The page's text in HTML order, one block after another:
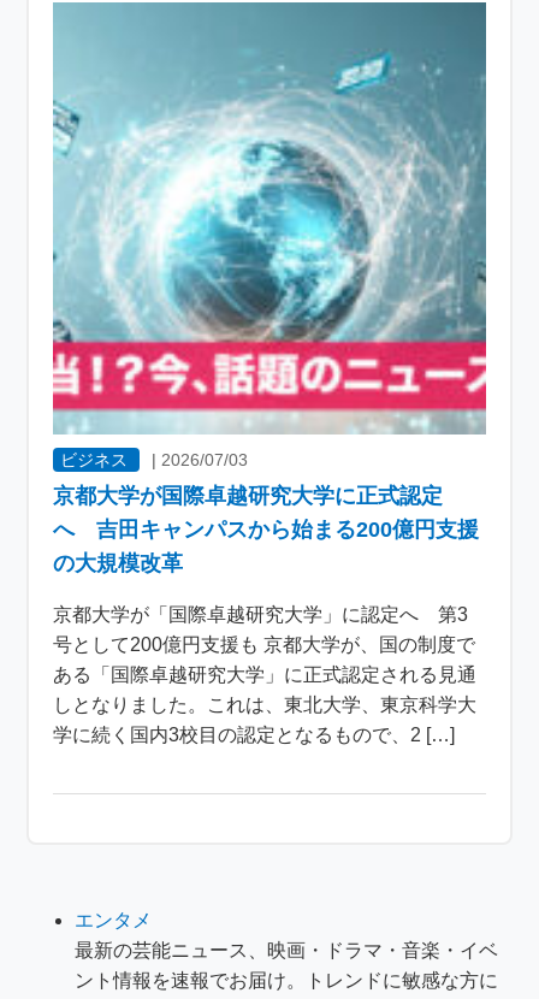
ビジネス | 2026/07/03
京都大学が国際卓越研究大学に正式認定
へ 吉田キャンパスから始まる200億円支援
の大規模改革
京都大学が「国際卓越研究大学」に認定へ 第3
号として200億円支援も 京都大学が、国の制度で
ある「国際卓越研究大学」に正式認定される見通
しとなりました。これは、東北大学、東京科学大
学に続く国内3校目の認定となるもので、2 […]
エンタメ
最新の芸能ニュース、映画・ドラマ・音楽・イベ
ント情報を速報でお届け。トレンドに敏感な方に